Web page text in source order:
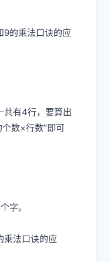
9的乘法口诀的应
共有4行，要算出
数×行数”即可
字。
乘法口诀的应